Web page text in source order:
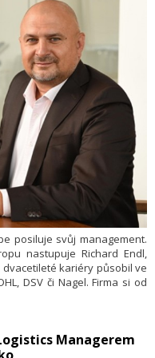
posiluje svůj management.
nastupuje Richard Endl,
kariéry působil ve
DSV či Nagel. Firma si od
Managerem